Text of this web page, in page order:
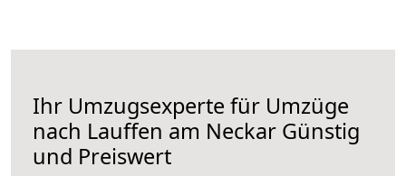
Ihr Umzugsexperte für Umzüge
nach Lauffen am Neckar Günstig
und Preiswert